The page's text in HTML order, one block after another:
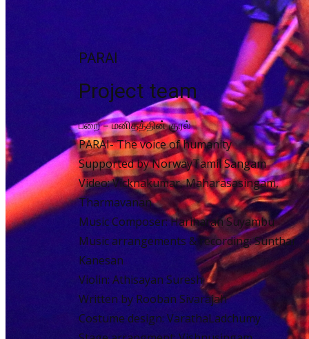
PARAI
Project team
பறை – மனிதத்தின் குரல்
PARAI- The voice of humanity
Supported by NorwayTamil Sangam
Video: Vicknakumar, Maharasasingam,
Tharmavanan
Music Composer: Hariharan Suyambu
Music arrangements & recording: Sunthar
Kanesan
Violin: Athisayan Suresh
Written by Rooban Sivarajah
Costume design: VarathaLadchumy